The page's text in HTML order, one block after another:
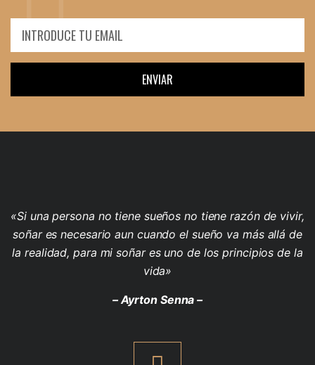
ENVIAR
«Si una persona no tiene sueños no tiene razón de vivir,
soñar es necesario aun cuando el sueño va más allá de
la realidad, para mi soñar es uno de los principios de la
vida»
– Ayrton Senna –